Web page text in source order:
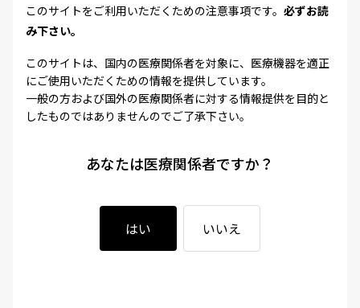
このサイトをご利用いただくための注意事項です。 必ずお読
み下さい。
このサイトは、国内の医療関係者を対象に、医療機器を適正
にご使用いただくための情報を提供しています。
一般の方および国外の医療関係者に対する情報提供を目的と
したものではありませんのでご了承下さい。
あなたは医療関係者ですか？
はい いいえ